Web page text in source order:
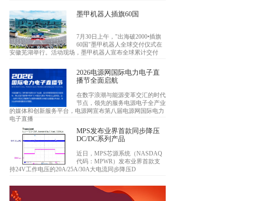
墨甲机器人插旗60国
7月30日上午，"出海破2000•插旗
60国"墨甲机器人全球交付仪式在
安徽芜湖举行。活动现场，墨甲机器人宣布全球累计交付
2026电源网国际电力电子直
播节全面启航
在数字浪潮与能源变革交汇的时代
节点，领先的服务电源电子全产业
的媒体和创新服务平台，电源网宣布第八届电源网国际电力
电子直播
MPS发布业界首款同步降压
DC/DC系列产品
近日，MPS芯源系统（NASDAQ
代码：MPWR）发布业界首款支
持24V工作电压的20A/25A/30A大电流同步降压D